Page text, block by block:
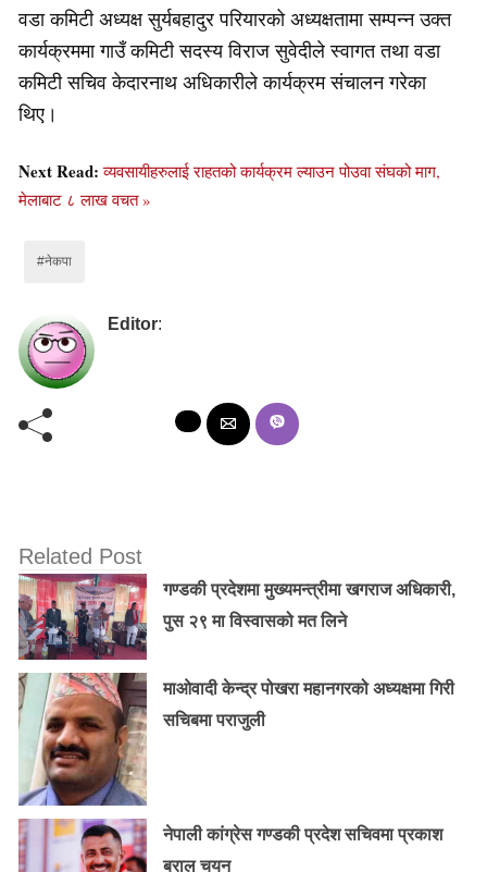
वडा कमिटी अध्यक्ष सुर्यबहादुर परियारको अध्यक्षतामा सम्पन्न उक्त
कार्यक्रममा गाउँ कमिटी सदस्य विराज सुवेदीले स्वागत तथा वडा
कमिटी सचिव केदारनाथ अधिकारीले कार्यक्रम संचालन गरेका
थिए।
Next Read:व्यवसायीहरुलाई राहतको कार्यक्रम ल्याउन पोउवा संघको माग,
मेलाबाट ८ लाख वचत »
#नेकपा
Editor:
Related Post
गण्डकी प्रदेशमा मुख्यमन्त्रीमा खगराज अधिकारी,
पुस २९ मा विस्वासको मत लिने
माओवादी केन्द्र पोखरा महानगरको अध्यक्षमा गिरी
सचिबमा पराजुली
नेपाली कांग्रेस गण्डकी प्रदेश सचिवमा प्रकाश
बराल चयन